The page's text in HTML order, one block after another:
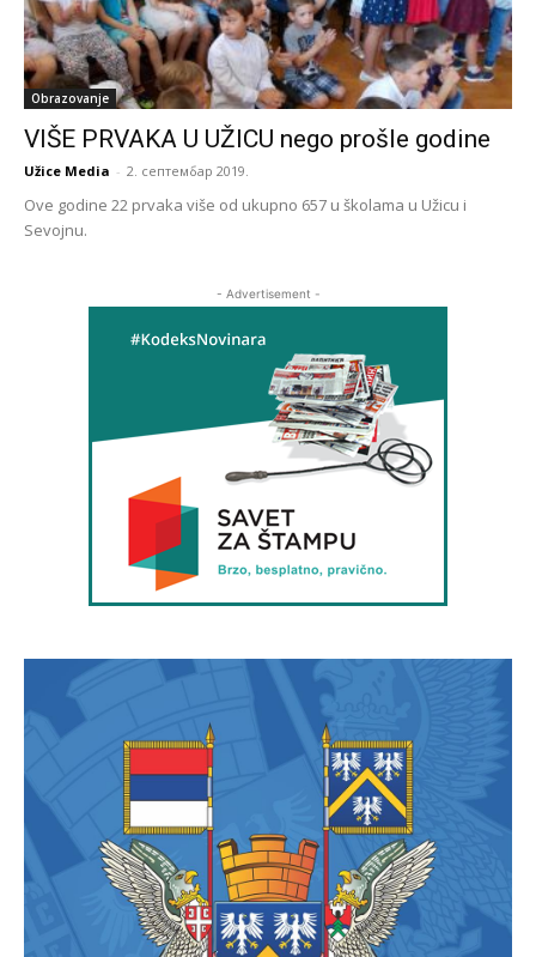
Obrazovanje
VIŠE PRVAKA U UŽICU nego prošle godine
Užice Media - 2. септембар 2019.
Ove godine 22 prvaka više od ukupno 657 u školama u Užicu i
Sevojnu.
- Advertisement -